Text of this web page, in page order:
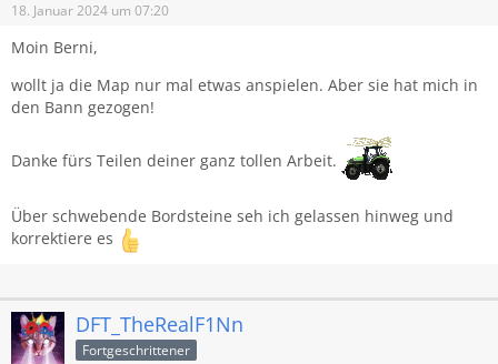
18. Januar 2024 um 07:20
Moin Berni,
wollt ja die Map nur mal etwas anspielen. Aber sie hat mich in
den Bann gezogen!
Danke fürs Teilen deiner ganz tollen Arbeit.
Über schwebende Bordsteine seh ich gelassen hinweg und
korrektiere es
DFT_TheRealF1Nn
Fortgeschrittener